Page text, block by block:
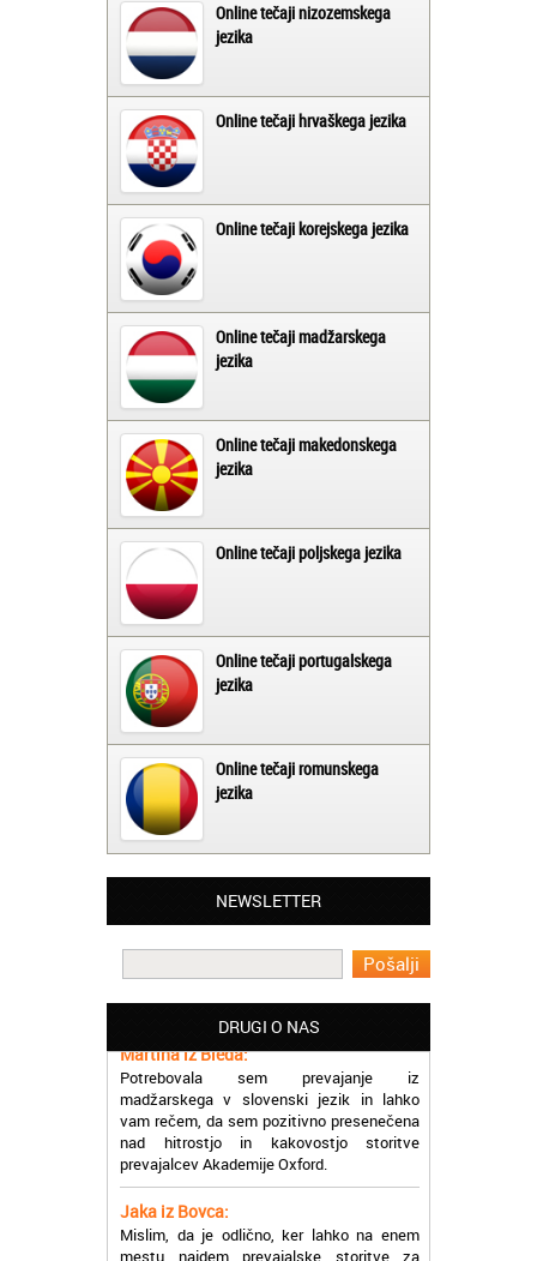
Online tečaji nizozemskega
jezika
Online tečaji hrvaškega jezika
Online tečaji korejskega jezika
Online tečaji madžarskega
jezika
Online tečaji makedonskega
jezika
Online tečaji poljskega jezika
Online tečaji portugalskega
jezika
Online tečaji romunskega
jezika
NEWSLETTER
DRUGI O NAS
Matjaž iz Ajdovščine:
Lahko pohvalim vse zaposlene v Akademiji
Oxford, ker so resnično profesionalni in
prevajalske storitve opravljajo hitro in
Potrebovala sem prevajanje iz
madžarskega v slovenski jezik in lahko
vam rečem, da sem pozitivno presenečena
nad hitrostjo in kakovostjo storitve
prevajalcev Akademije Oxford.
Jaka iz Bovca:
Mislim, da je odlično, ker lahko na enem
mestu najdem prevajalske storitve za